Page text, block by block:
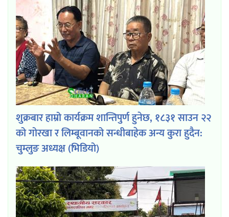
शुक्रबार हाम्रो कार्यक्रम शान्तिपुर्ण हुनेछ, १८३१ साउन २२
को गोरखा र लिम्बूवानको सन्धीबाहेक अन्य कुरा हुदैन:
चुम्लुङ अध्यक्ष (भिडियो)